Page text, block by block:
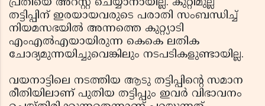
തട്ടിപ്പിന് ഇരയായവരുടെ പരാതി സംബന്ധിച്ച്
നിയമസഭയില്‍ അന്നത്തെ കുറ്റ്യാടി
എംഎല്‍എയായിരുന്ന കെകെ ലതിക
ചോദ്യമുന്നയിച്ചുവെങ്കിലും നടപടികളുണ്ടായില്ല.
വയനാട്ടിലെ നടത്തിയ ആടു തട്ടിപ്പിന്റെ സമാന
രീതിയിലാണ് പുതിയ തട്ടിപ്പും ഇവര്‍ വിഭാവനം